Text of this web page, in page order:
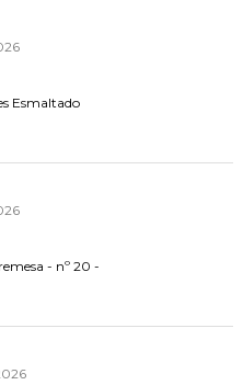
Esmaltado
- nº 20 -